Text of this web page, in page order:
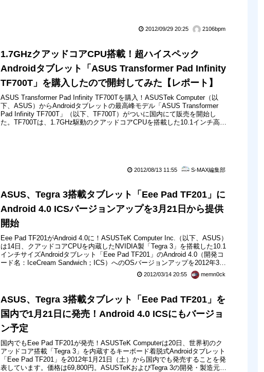
2012/09/29 20:25 2106bpm
1.7GHzクアッドコアCPU搭載！超ハイスペック
Androidタブレット「ASUS Transformer Pad Infinity
TF700T」を購入したので開封してみた【レポート】
ASUS Transformer Pad Infinity TF700Tを購入！ASUSTek Computer（以
下、ASUS）からAndroidタブレットの最高峰モデル「ASUS Transformer
Pad Infinity TF700T」（以下、TF700T）がついに国内にて販売を開始し
た。TF700Tは、1.7GHz駆動のクアッドコアCPUを搭載した10.1インチ高速
2012/08/13 11:55 S-MAX編集部
ASUS、Tegra 3搭載タブレット「Eee Pad TF201」に
Android 4.0 ICSバージョンアップを3月21日から提供
開始
Eee Pad TF201がAndroid 4.0に！ASUSTeK Computer Inc.（以下、ASUS）
は14日、クアッドコアCPUを内蔵したNVIDIA製「Tegra 3」を搭載した10.1
インチサイズAndroidタブレット「Eee Pad TF201」のAndroid 4.0（開発コ
ード名：IceCream Sandwich；ICS）へのOSバージョンアップを2012年3月
21日（水）正午12時から開始することを発表しています。対象製品は型番
2012/03/14 20:55 memn0ck
ASUS、Tegra 3搭載タブレット「Eee Pad TF201」を
国内で1月21日に発売！Android 4.0 ICSにもバージョ
ン予定
国内でもEee Pad TF201が発売！ASUSTeK Computerは20日、世界初のク
アッドコア搭載「Tegra 3」を内蔵するキーボード着脱式Androidタブレット
「Eee Pad TF201」を2012年1月21日（土）から国内でも発売することを発
表しています。価格は69,800円。ASUSTeKおよびTegra 3の開発・製造元で